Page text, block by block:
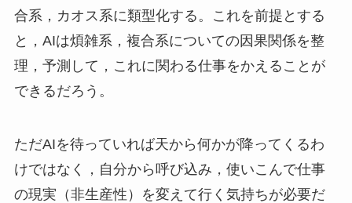
合系，カオス系に類型化する。これを前提とする
と，AIは煩雑系，複合系についての因果関係を整
理，予測して，これに関わる仕事をかえることが
できるだろう。
ただAIを待っていれば天から何かが降ってくるわ
けではなく，自分から呼び込み，使いこんで仕事
の現実（非生産性）を変えて行く気持ちが必要だ